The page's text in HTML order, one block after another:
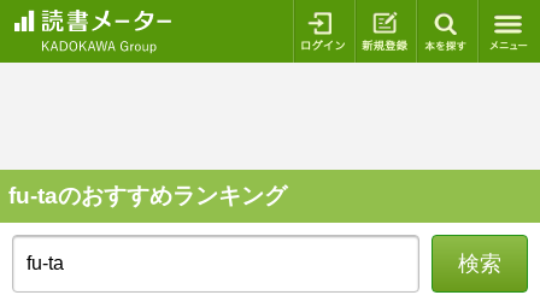
ログイン 新規登録
fu-taのおすすめランキング
検索